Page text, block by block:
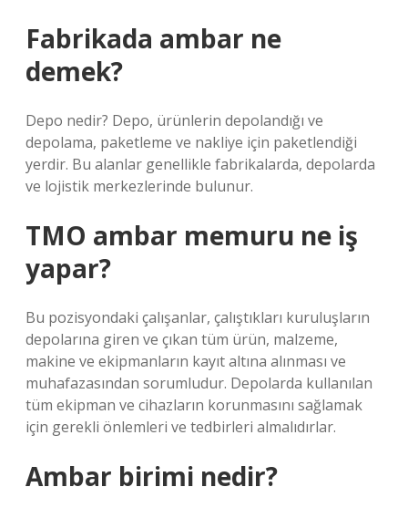
Fabrikada ambar ne
demek?
Depo nedir? Depo, ürünlerin depolandığı ve
depolama, paketleme ve nakliye için paketlendiği
yerdir. Bu alanlar genellikle fabrikalarda, depolarda
ve lojistik merkezlerinde bulunur.
TMO ambar memuru ne iş
yapar?
Bu pozisyondaki çalışanlar, çalıştıkları kuruluşların
depolarına giren ve çıkan tüm ürün, malzeme,
makine ve ekipmanların kayıt altına alınması ve
muhafazasından sorumludur. Depolarda kullanılan
tüm ekipman ve cihazların korunmasını sağlamak
için gerekli önlemleri ve tedbirleri almalıdırlar.
Ambar birimi nedir?